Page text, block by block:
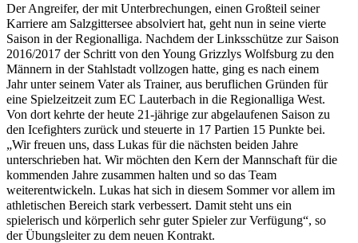
Der Angreifer, der mit Unterbrechungen, einen Großteil seiner
Karriere am Salzgittersee absolviert hat, geht nun in seine vierte
Saison in der Regionalliga. Nachdem der Linksschütze zur Saison
2016/2017 der Schritt von den Young Grizzlys Wolfsburg zu den
Männern in der Stahlstadt vollzogen hatte, ging es nach einem
Jahr unter seinem Vater als Trainer, aus beruflichen Gründen für
eine Spielzeitzeit zum EC Lauterbach in die Regionalliga West.
Von dort kehrte der heute 21-jährige zur abgelaufenen Saison zu
den Icefighters zurück und steuerte in 17 Partien 15 Punkte bei.
„Wir freuen uns, dass Lukas für die nächsten beiden Jahre
unterschrieben hat. Wir möchten den Kern der Mannschaft für die
kommenden Jahre zusammen halten und so das Team
weiterentwickeln. Lukas hat sich in diesem Sommer vor allem im
athletischen Bereich stark verbessert. Damit steht uns ein
spielerisch und körperlich sehr guter Spieler zur Verfügung“, so
der Übungsleiter zu dem neuen Kontrakt.